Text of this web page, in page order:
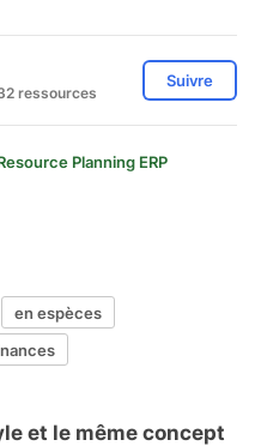
ressources
Suivre
Planning ERP
en espèces
et le même concept